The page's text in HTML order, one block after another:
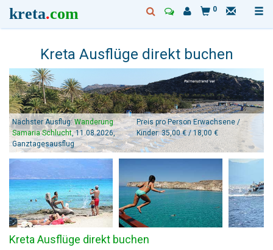
kreta.com 0
Kreta Ausflüge direkt buchen
Nächster Ausflug:Wanderung
Samaria Schlucht, 11.08.2026,
Ganztagesausflug
Preis pro Person Erwachsene /
Kinder: 35,00 € / 18,00 €
Kreta Ausflüge direkt buchen